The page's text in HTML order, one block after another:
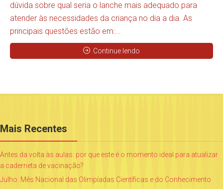
dúvida sobre qual seria o lanche mais adequado para
atender às necessidades da criança no dia a dia. As
principais questões estão em:...
Continue lendo
Mais Recentes
Antes da volta às aulas: por que este é o momento ideal para atualizar
a caderneta de vacinação?
Julho: Mês Nacional das Olimpíadas Científicas e do Conhecimento